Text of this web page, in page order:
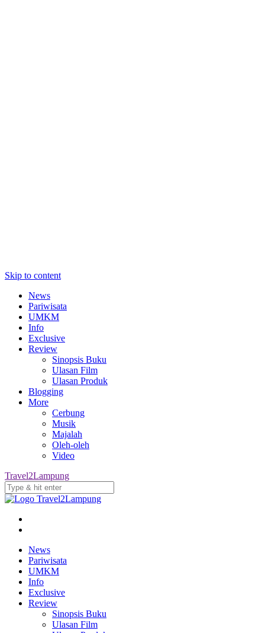
Skip to content
News
Pariwisata
UMKM
Info
Exclusive
Review
Sinopsis Buku
Ulasan Film
Ulasan Produk
Blogging
More
Cerbung
Musik
Majalah
Oleh-oleh
Video
Travel2Lampung
News
Pariwisata
UMKM
Info
Exclusive
Review
Sinopsis Buku
Ulasan Film